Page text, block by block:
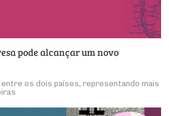
pode alcançar um novo
os dois países, representando mais